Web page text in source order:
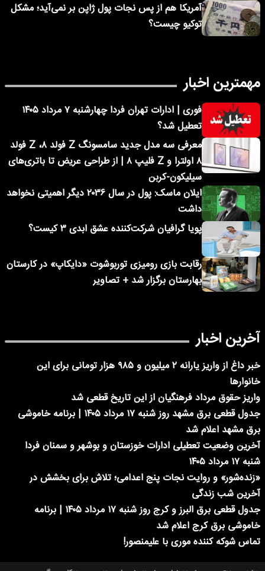
آمریکا هم از پس نجات پول ژاپن بر نمی‌آید؛ مشکل
توکیو چیست؟
مهمترین اخبار
فوری | ادارات تهران فردا چهارشنبه ۷ مرداد ۱۴۰۵
تعطیل شد؟
معرفی سه مدل جدید سامسونگ Z فولد ۸، Z فولد
۸ اولترا و Z فلیپ ۸ | از طراحی عریض تا باتری‌های
سیلیکون-کربن
ایلان ماسک: پول در سال ۲۰۳۶ دیگر اهمیتی نخواهد
داشت
پویا گرافیان شرکت‌کننده عشق ابدی ۳ کیست؟
رقابت بازی رومیزی توربوشوت «دایکاپ» در کارستان
بهارستان برگزار شد + تصاویر
آخرین اخبار
خبر داغ از واریز یارانه ۲ میلیون و ۹۸۵ هزار تومانی برای این
خانوارها
واریز حقوق مرداد فرهنگیان از این تاریخ قطعی شد
جدول قطعی برق مشهد روز شنبه ۱۷ مرداد ۱۴۰۵ | برنامه خاموشی
برق مشهد اعلام شد
آخرین وضعیت تعطیلی ادارات خوزستان و بوشهر و سمنان فردا
شنبه ۱۷ مرداد ۱۴۰۵
«زنده‌شور» و روایت نجات پنج اعدامی؛ تلاش برای بخشش در
آخرین شب زندگی
جدول قطعی برق البرز و کرج روز شنبه ۱۷ مرداد ۱۴۰۵ | برنامه
خاموشی برق کرج اعلام شد
تماس شوکه کننده موری با علیمنصور!